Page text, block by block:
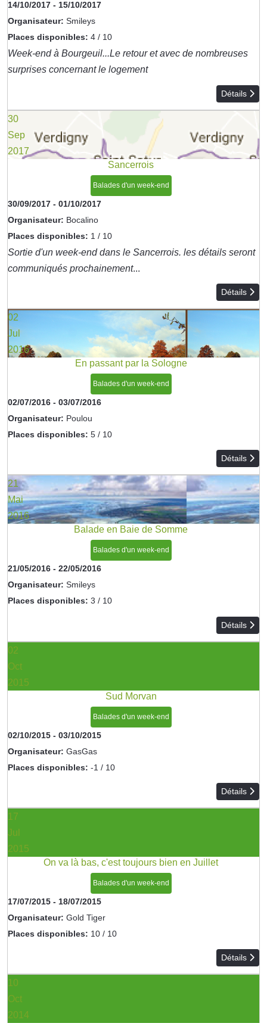
14/10/2017 - 15/10/2017
Organisateur: Smileys
Places disponibles: 4 / 10
Week-end à Bourgeuil...Le retour et avec de nombreuses
surprises concernant le logement
Détails
30
Sep
2017
Sancerrois
Balades d'un week-end
30/09/2017 - 01/10/2017
Organisateur: Bocalino
Places disponibles: 1 / 10
Sortie d'un week-end dans le Sancerrois. les détails seront
communiqués prochainement...
Détails
02
Jul
2016
En passant par la Sologne
Balades d'un week-end
02/07/2016 - 03/07/2016
Organisateur: Poulou
Places disponibles: 5 / 10
Détails
21
Mai
2016
Balade en Baie de Somme
Balades d'un week-end
21/05/2016 - 22/05/2016
Organisateur: Smileys
Places disponibles: 3 / 10
Détails
02
Oct
2015
Sud Morvan
Balades d'un week-end
02/10/2015 - 03/10/2015
Organisateur: GasGas
Places disponibles: -1 / 10
Détails
17
Jul
2015
On va là bas, c'est toujours bien en Juillet
Balades d'un week-end
17/07/2015 - 18/07/2015
Organisateur: Gold Tiger
Places disponibles: 10 / 10
Détails
10
Oct
2014